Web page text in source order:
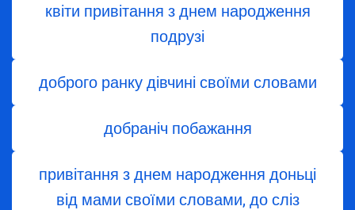
квіти привітання з днем народження
подрузі
доброго ранку дівчині своїми словами
добраніч побажання
привітання з днем народження доньці
від мами своїми словами, до сліз